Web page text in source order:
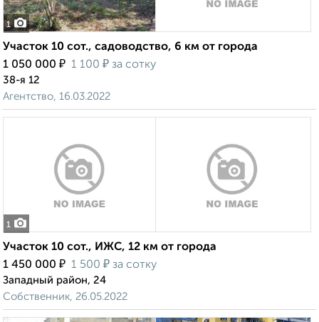
1
Участок 10 сот., садоводство, 6 км от города
1 050 000 ₽ 1 100 ₽ за сотку
38-я 12
Агентство, 16.03.2022
1
Участок 10 сот., ИЖС, 12 км от города
1 450 000 ₽ 1 500 ₽ за сотку
Западный район, 24
Собственник, 26.05.2022